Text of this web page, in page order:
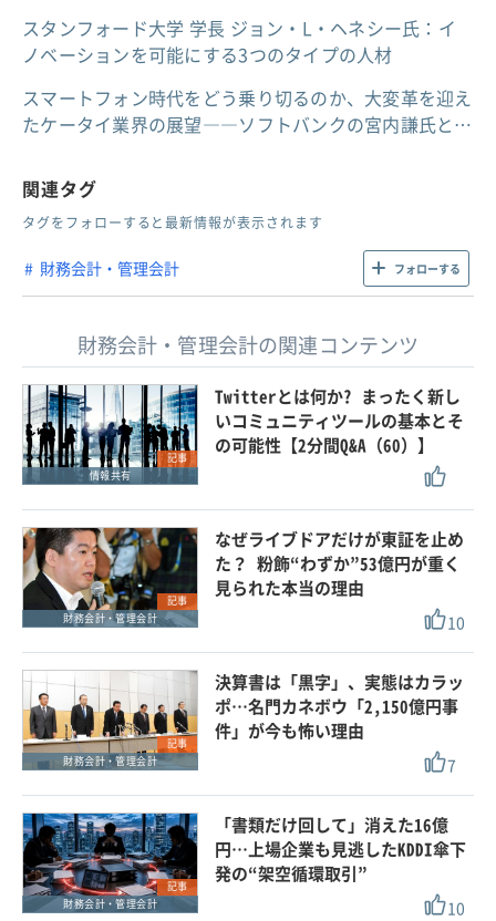
スタンフォード大学 学長 ジョン・L・ヘネシー氏：イ
ノベーションを可能にする3つのタイプの人材
スマートフォン時代をどう乗り切るのか、大変革を迎え
たケータイ業界の展望――ソフトバンクの宮内謙氏と…
関連タグ
タグをフォローすると最新情報が表示されます
財務会計・管理会計 フォローする
財務会計・管理会計の関連コンテンツ
記事
情報共有
Twitterとは何か? まったく新し
いコミュニティツールの基本とそ
の可能性【2分間Q&A（60）】
記事
財務会計・管理会計
なぜライブドアだけが東証を止め
た？ 粉飾“わずか”53億円が重く
見られた本当の理由
10
記事
財務会計・管理会計
決算書は「黒字」、実態はカラッ
ポ…名門カネボウ「2,150億円事
件」が今も怖い理由
7
記事
財務会計・管理会計
「書類だけ回して」消えた16億
円…上場企業も見逃したKDDI傘下
発の“架空循環取引”
10